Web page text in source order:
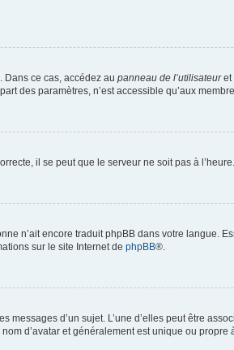
Dans ce cas, accédez au panneau de l’utilisateuret
des paramètres, n’est accessible qu’aux
il se peut que le serveur ne soit pas à
n’ait encore traduit phpBB dans votre langue.
sur le site Internet de phpBB®.
messages d’un sujet. L’une d’elles peut être
d’avatar et généralement est unique ou propre